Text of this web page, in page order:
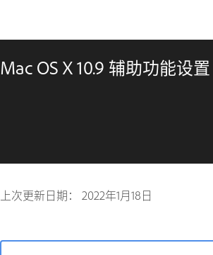
Mac OS X 10.9 辅助功能设置
上次更新日期： 2022年1月18日